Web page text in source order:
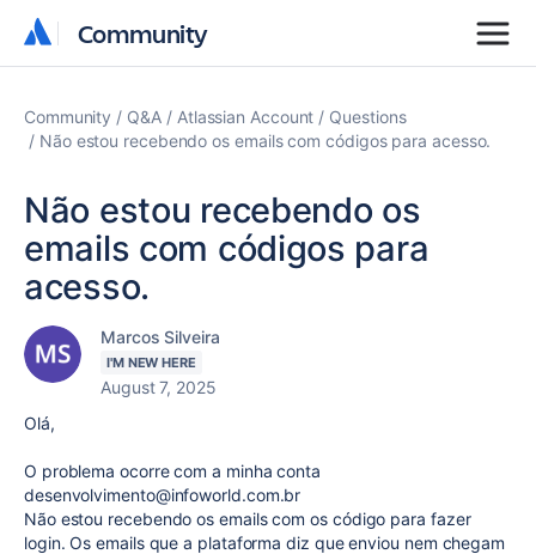
Community
Community
Community Q&A Atlassian Account
Questions
Não estou recebendo os emails com códigos para acesso.
Não estou recebendo os
emails com códigos para
acesso.
Marcos Silveira
I'M NEW HERE
August 7, 2025
Olá,
O problema ocorre com a minha conta
desenvolvimento@infoworld.com.br
Não estou recebendo os emails com os código para fazer
login. Os emails que a plataforma diz que enviou nem chegam